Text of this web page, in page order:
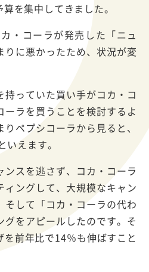
を集中してきました。
・コーラが発売した「ニュ
りに悪かったため、状況が変
持っていた買い手がコカ・コ
ラを買うことを検討するよ
ペプシコーラから見ると、
いえます。
スを逃さず、コカ・コーラ
ィングして、大規模なキャン
そして「コカ・コーラの代わ
グをアピールしたのです。そ
前年比で14％も伸ばすこと